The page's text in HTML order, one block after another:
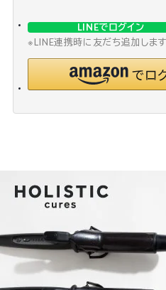
LINEでログイン
※LINE連携時に友だち追加します